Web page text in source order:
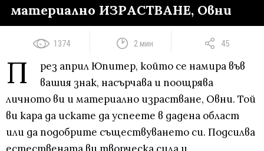
материално ИЗРАСТВАНЕ, Овни
1374 2 мин 45
П
рез април Юпитер, който се намира във
вашия знак, насърчава и поощрява
личното ви и материално израстване, Овни. Той
ви кара да искате да успеете в дадена област
или да подобрите съществуването си. Подсилва